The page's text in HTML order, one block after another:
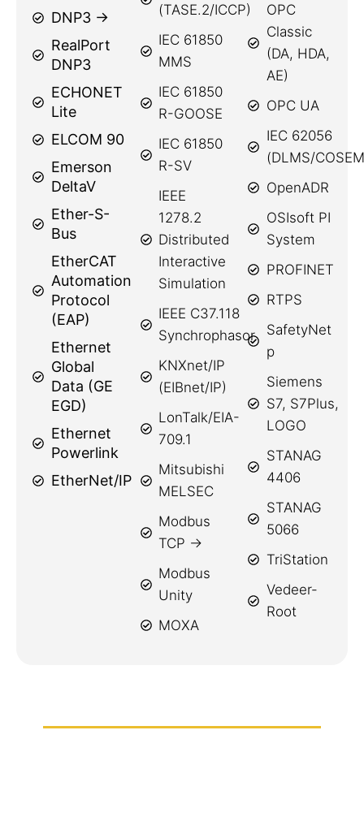
DNP3 →
RealPort
DNP3
ECHONET
Lite
ELCOM 90
Emerson
DeltaV
Ether-S-
Bus
EtherCAT
Automation
Protocol
(EAP)
Ethernet
Global
Data (GE
EGD)
Ethernet
Powerlink
EtherNet/IP
(TASE.2/ICCP)
IEC 61850
MMS
IEC 61850
R-GOOSE
IEC 61850
R-SV
IEEE
1278.2
Distributed
Interactive
Simulation
IEEE C37.118
Synchrophasor
KNXnet/IP
(EIBnet/IP)
LonTalk/EIA-
709.1
Mitsubishi
MELSEC
Modbus
TCP →
Modbus
Unity
MOXA
OPC
Classic
(DA, HDA,
AE)
OPC UA
IEC 62056
(DLMS/
OpenADR
OSIsoft PI
System
PROFINET
RTPS
SafetyNet
p
Siemens
S7, S7Plus,
LOGO
STANAG
4406
STANAG
5066
TriStation
Vedeer-
Root